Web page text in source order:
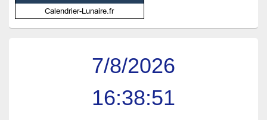
7/8/2026
16:38:52